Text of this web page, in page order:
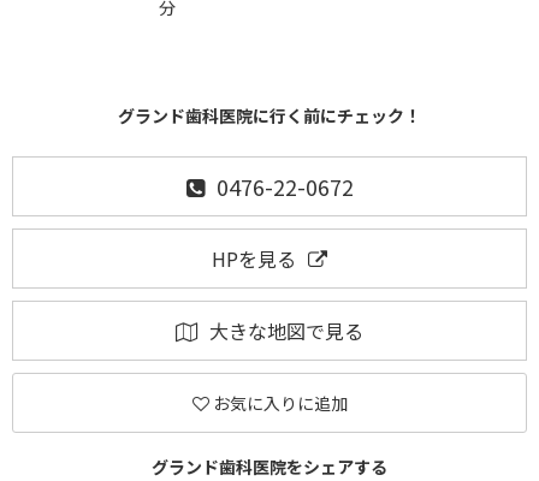
分
グランド歯科医院に行く前にチェック！
0476-22-0672
HPを見る
大きな地図で見る
お気に入りに追加
グランド歯科医院をシェアする